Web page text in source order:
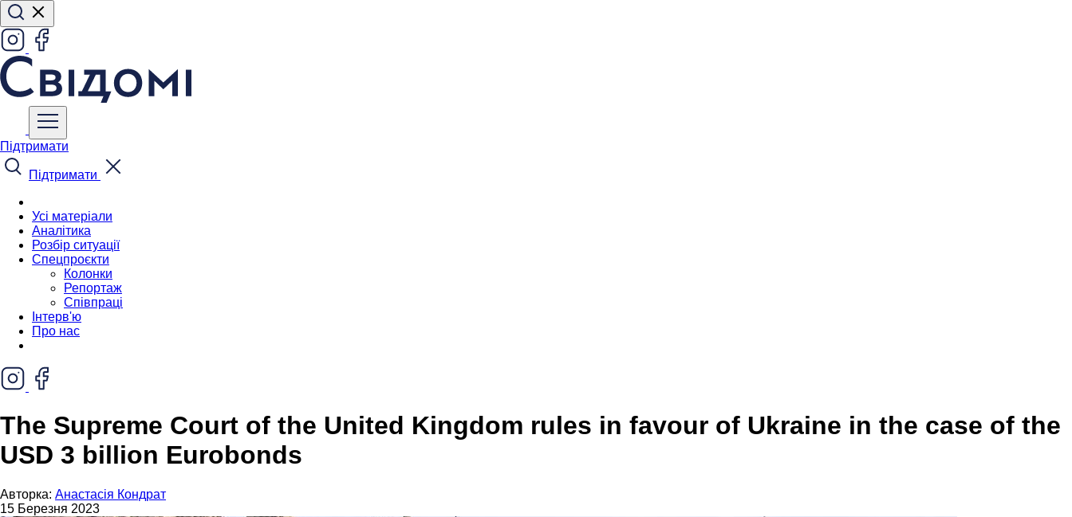
Підтримати
Підтримати
Усі матеріали
Аналітика
Розбір ситуації
Спецпроєкти
Колонки
Репортаж
Співпраці
Інтерв'ю
Про нас
The Supreme Court of the United Kingdom rules in favour of Ukraine in the case of the
USD 3 billion Eurobonds
Авторка: Анастасія Кондрат
15 Березня 2023